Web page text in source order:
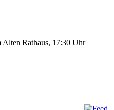
Alten Rathaus, 17:30 Uhr